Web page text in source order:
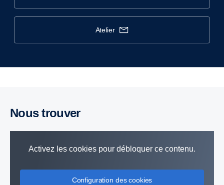
atelier
Nous trouver
Activez les cookies pour débloquer ce contenu.
Configuration des cookies